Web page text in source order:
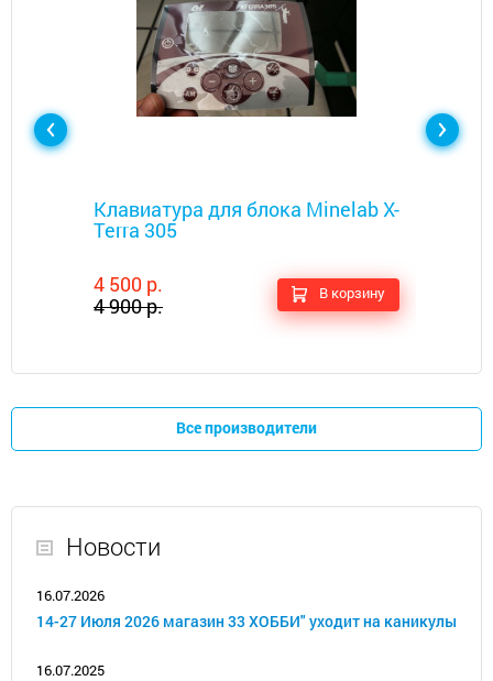
Клавиатура для блока Minelab X-
Terra 305
4 500 р.
4 900 р.
В корзину
Все производители
Новости
16.07.2026
14-27 Июля 2026 магазин 33 ХОББИ" уходит на каникулы
16.07.2025